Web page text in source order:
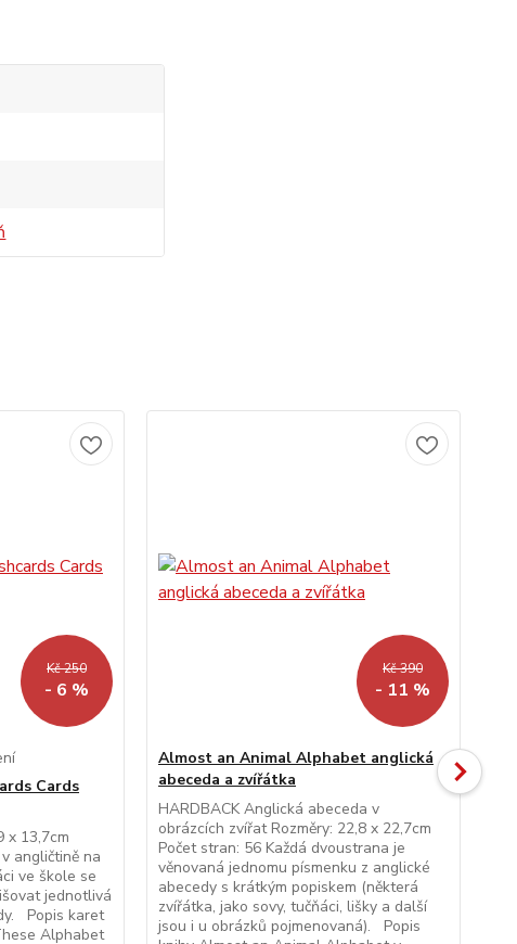
Kč 250
- 6 %
Cards
x 13,7cm
angličtině na
ve škole se
jednotlivá
Popis karet
Alphabet
Kč 390
- 11 %
Almost an Animal Alphabet anglická
abeceda a zvířátka
HARDBACK Anglická abeceda v
obrázcích zvířat Rozměry: 22,8 x 22,7cm
Počet stran: 56 Každá dvoustrana je
věnovaná jednomu písmenku z anglické
abecedy s krátkým popiskem (některá
zvířátka, jako sovy, tučňáci, lišky a další
jsou i u obrázků pojmenovaná). Popis